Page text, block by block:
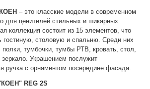
– это класские модели в современном
для ценителей стильных и шикарных
коллекция состоит из 15 элементов, что
гостиную, столовую и спальню. Среди них
тумбочки, тумбы РТВ, кровать, стол,
Украшением послужит
ручка с орнаментом посередине фасада.
REG 2S